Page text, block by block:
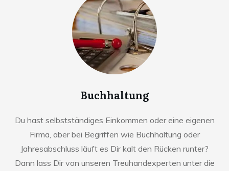
Buchhaltung
Du hast selbstständiges Einkommen oder eine eigenen
Firma, aber bei Begriffen wie Buchhaltung oder
Jahresabschluss läuft es Dir kalt den Rücken runter?
Dann lass Dir von unseren Treuhandexperten unter die